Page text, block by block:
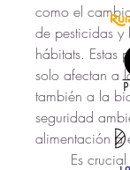
como el
de pesticidas
hábitats. Estas
solo afectan a
también a la
seguridad
alimentación a